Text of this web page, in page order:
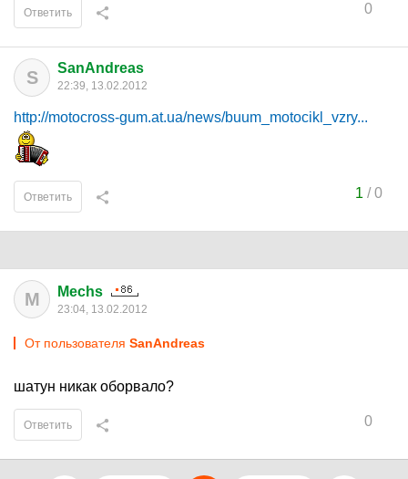
0
Ответить
S SanAndreas
22:39, 13.02.2012
http://motocross-gum.at.ua/news/buum_motocikl_vzry...
1 /0
Ответить
M Mechs
23:04, 13.02.2012
От пользователя SanAndreas
шатун никак оборвало?
0
Ответить